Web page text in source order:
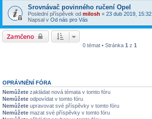
Srovnávač povinného ručení Opel
Poslední příspěvek od milosh « 23 dub 2019, 15:32
Napsal v Od nás pro Vás
Zamčeno
0 témat • Stránka 1 z 1
OPRÁVNĚNÍ FÓRA
Nemůžete zakládat nová témata v tomto fóru
Nemůžete odpovídat v tomto fóru
Nemůžete upravovat své příspěvky v tomto fóru
Nemůžete mazat své příspěvky v tomto fóru